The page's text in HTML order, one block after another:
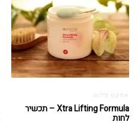
אפקט פלוס
Xtra Lifting Formula – תכשיר
לחות